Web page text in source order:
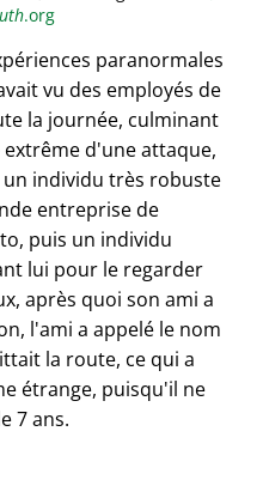
.org
paranormales
vu des employés de
la journée, culminant
d'une attaque,
individu très robuste
entreprise de
puis un individu
lui pour le regarder
après quoi son ami a
l'ami a appelé le nom
la route, ce qui a
étrange, puisqu'il ne
7 ans.